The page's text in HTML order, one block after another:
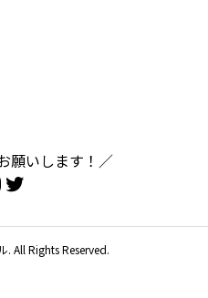
願いします！／
. All Rights Reserved.